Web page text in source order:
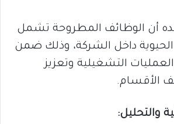
أن الوظائف المطروحة تشمل
الحيوية داخل الشركة، وذلك ضمن
التشغيلية وتعزيز
الأقسام.